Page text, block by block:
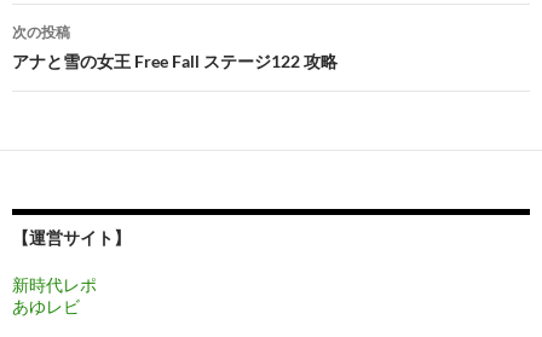
ナ
ビ
ゲ
ー
ョ
ン
次の投稿
アナと雪の女王 Free Fall ステージ122 攻略
【運営サイト】
新時代レポ
あゆレビ